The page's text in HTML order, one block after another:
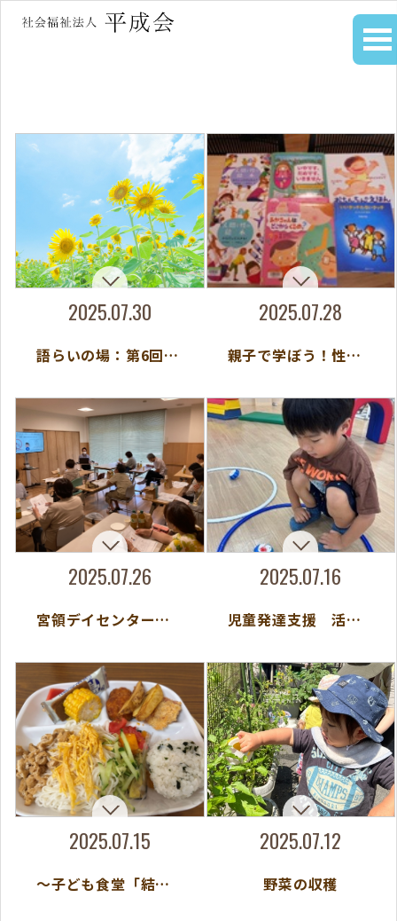
2025.07.30
語らいの場：第6回座談会～ひきこもり不登校
2025.07.28
親子で学ぼう！性教育（ひろば）
2025.07.26
宮領デイセンター R7家族会
2025.07.16
児童発達支援 活動紹介『ペットボトルキャップこま』
2025.07.15
～子ども食堂「結」（ゆい）夏祭り～
2025.07.12
野菜の収穫